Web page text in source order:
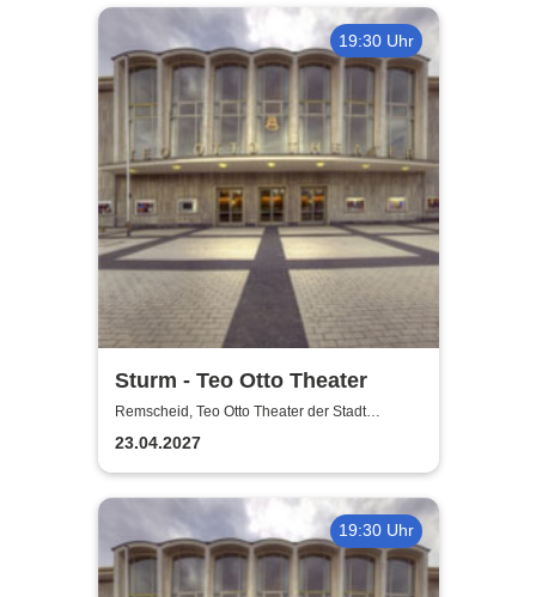
19:30 Uhr
Sturm - Teo Otto Theater
Remscheid, Teo Otto Theater der Stadt
Remscheid
23.04.2027
19:30 Uhr